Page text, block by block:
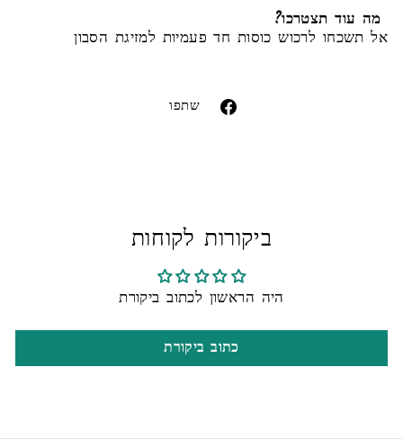
מה עוד תצטרכו?
אל תשכחו לרכוש כוסות חד פעמיות למזיגת הסבון
invalid url input
שתפו
ביקורות לקוחות
היה הראשון לכתוב ביקורת
כתוב ביקורת